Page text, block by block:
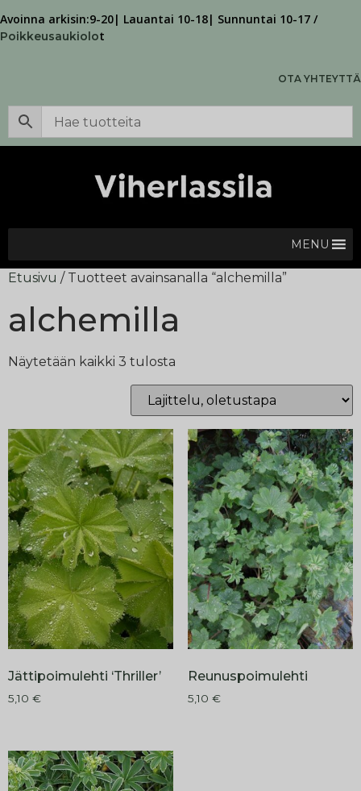
Avoinna arkisin:9-20| Lauantai 10-18| Sunnuntai 10-17 /
Poikkeusaukiolot
OTA YHTEYTTÄ
MENU
Etusivu / Tuotteet avainsanalla “alchemilla”
alchemilla
Näytetään kaikki 3 tulosta
Jättipoimulehti ‘Thriller’
5,10 €
Reunuspoimulehti
5,10 €